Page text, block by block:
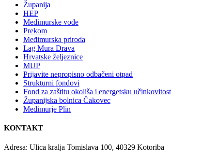
Županija
HEP
Međimurske vode
Prekom
Međimurska priroda
Lag Mura Drava
Hrvatske željeznice
MUP
Prijavite nepropisno odbačeni otpad
Strukturni fondovi
Fond za zaštitu okoliša i energetsku učinkovitost
Županijska bolnica Čakovec
Međimurje Plin
KONTAKT
Adresa: Ulica kralja Tomislava 100, 40329 Kotoriba